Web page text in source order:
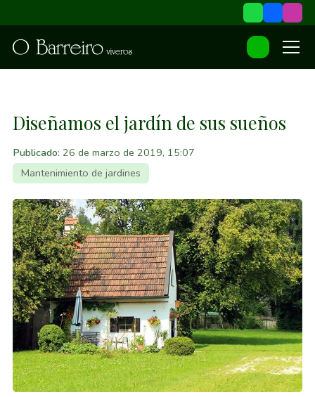
Diseñamos el jardín de sus sueños
Publicado: 26 de marzo de 2019, 15:07
Mantenimiento de jardines